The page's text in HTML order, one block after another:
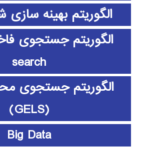
الگوریتم بهینه سازی
search
الگوریتم جستجوی
(GELS)
Big Data